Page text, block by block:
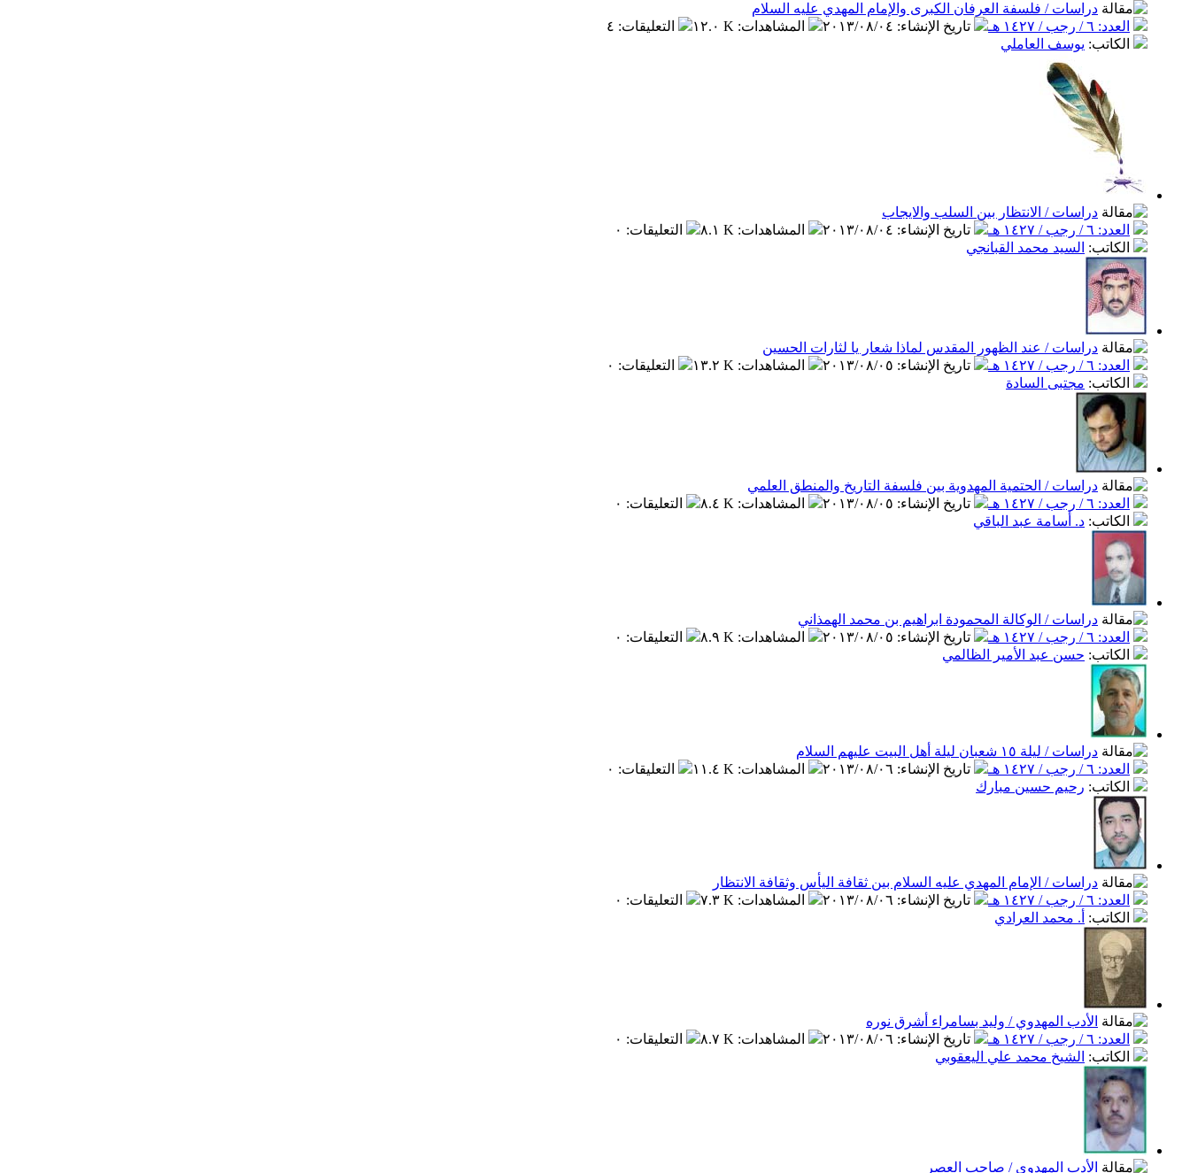
دراسات / فلسفة العرفان الكبرى والإمام المهدي عليه السلام
العدد: ٦ / رجب / ١٤٢٧ هـ
تاريخ الإنشاء: ٢٠١٣/٠٨/٠٤ المشاهدات: ١٢.٠ K التعليقات: ٤
الكاتب: يوسف العاملي
دراسات / الانتظار بين السلب والايجاب
العدد: ٦ / رجب / ١٤٢٧ هـ
تاريخ الإنشاء: ٢٠١٣/٠٨/٠٤ المشاهدات: ٨.١ K التعليقات: ٠
الكاتب: السيد محمد القبانجي
دراسات / عند الظهور المقدس لماذا شعار يا لثارات الحسين
العدد: ٦ / رجب / ١٤٢٧ هـ
تاريخ الإنشاء: ٢٠١٣/٠٨/٠٥ المشاهدات: ١٣.٢ K التعليقات: ٠
الكاتب: مجتبى السادة
دراسات / الحتمية المهدوية بين فلسفة التاريخ والمنطق العلمي
العدد: ٦ / رجب / ١٤٢٧ هـ
تاريخ الإنشاء: ٢٠١٣/٠٨/٠٥ المشاهدات: ٨.٤ K التعليقات: ٠
الكاتب: د. أسامة عبد الباقي
دراسات / الوكالة المحمودة ابراهيم بن محمد الهمذاني
العدد: ٦ / رجب / ١٤٢٧ هـ
تاريخ الإنشاء: ٢٠١٣/٠٨/٠٥ المشاهدات: ٨.٩ K التعليقات: ٠
الكاتب: حسن عبد الأمير الظالمي
دراسات / ليلة ١٥ شعبان ليلة أهل البيت عليهم السلام
العدد: ٦ / رجب / ١٤٢٧ هـ
تاريخ الإنشاء: ٢٠١٣/٠٨/٠٦ المشاهدات: ١١.٤ K التعليقات: ٠
الكاتب: رحيم حسين مبارك
دراسات / الإمام المهدي عليه السلام بين ثقافة اليأس وثقافة الانتظار
العدد: ٦ / رجب / ١٤٢٧ هـ
تاريخ الإنشاء: ٢٠١٣/٠٨/٠٦ المشاهدات: ٧.٣ K التعليقات: ٠
الكاتب: أ. محمد العرادي
الأدب المهدوي / وليد بسامراء أشرق نوره
العدد: ٦ / رجب / ١٤٢٧ هـ
تاريخ الإنشاء: ٢٠١٣/٠٨/٠٦ المشاهدات: ٨.٧ K التعليقات: ٠
الكاتب: الشيخ محمد علي اليعقوبي
الأدب المهدوي / صاحب العصر